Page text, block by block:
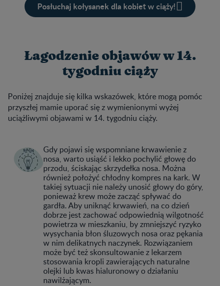
Posłuchaj kołysanek dla kobiet w ciąży!
Łagodzenie objawów w 14.
tygodniu ciąży
Poniżej znajduje się kilka wskazówek, które mogą pomóc
przyszłej mamie uporać się z wymienionymi wyżej
uciążliwymi objawami w 14. tygodniu ciąży.
Gdy pojawi się wspomniane krwawienie z
nosa, warto usiąść i lekko pochylić głowę do
przodu, ściskając skrzydełka nosa. Można
również położyć chłodny kompres na kark. W
takiej sytuacji nie należy unosić głowy do góry,
ponieważ krew może zacząć spływać do
gardła. Aby uniknąć krwawień, na co dzień
dobrze jest zachować odpowiednią wilgotność
powietrza w mieszkaniu, by zmniejszyć ryzyko
wysychania błon śluzowych nosa oraz pękania
w nim delikatnych naczynek. Rozwiązaniem
może być też skonsultowanie z lekarzem
stosowania kropli zawierających naturalne
olejki lub kwas hialuronowy o działaniu
nawilżającym.